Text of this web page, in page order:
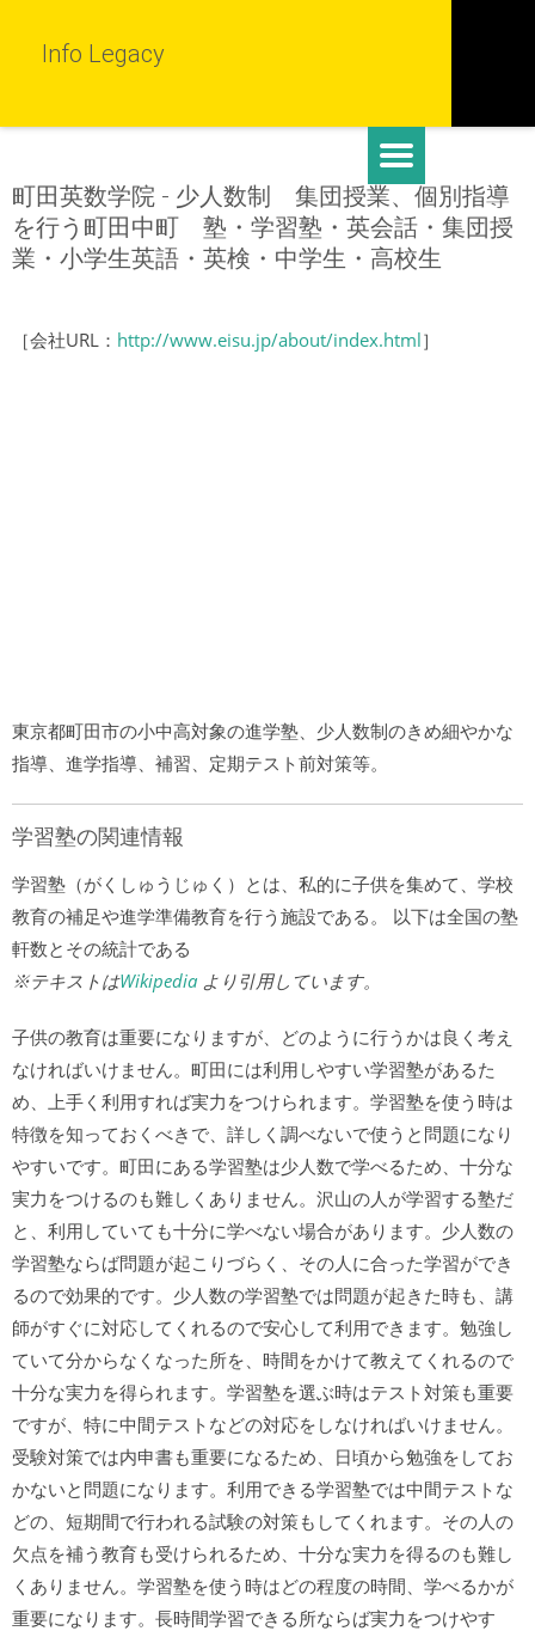
Info Legacy
町田英数学院 - 少人数制 集団授業、個別指導
を行う町田中町 塾・学習塾・英会話・集団授
業・小学生英語・英検・中学生・高校生
［会社URL： http://www.eisu.jp/about/index.html］
東京都町田市の小中高対象の進学塾、少人数制のきめ細やかな
指導、進学指導、補習、定期テスト前対策等。
学習塾の関連情報
学習塾（がくしゅうじゅく）とは、私的に子供を集めて、学校
教育の補足や進学準備教育を行う施設である。 以下は全国の塾
軒数とその統計である
※テキストはWikipedia より引用しています。
子供の教育は重要になりますが、どのように行うかは良く考え
なければいけません。町田には利用しやすい学習塾があるた
め、上手く利用すれば実力をつけられます。学習塾を使う時は
特徴を知っておくべきで、詳しく調べないで使うと問題になり
やすいです。町田にある学習塾は少人数で学べるため、十分な
実力をつけるのも難しくありません。沢山の人が学習する塾だ
と、利用していても十分に学べない場合があります。少人数の
学習塾ならば問題が起こりづらく、その人に合った学習ができ
るので効果的です。少人数の学習塾では問題が起きた時も、講
師がすぐに対応してくれるので安心して利用できます。勉強し
ていて分からなくなった所を、時間をかけて教えてくれるので
十分な実力を得られます。学習塾を選ぶ時はテスト対策も重要
ですが、特に中間テストなどの対応をしなければいけません。
受験対策では内申書も重要になるため、日頃から勉強をしてお
かないと問題になります。利用できる学習塾では中間テストな
どの、短期間で行われる試験の対策もしてくれます。その人の
欠点を補う教育も受けられるため、十分な実力を得るのも難し
くありません。学習塾を使う時はどの程度の時間、学べるかが
重要になります。長時間学習できる所ならば実力をつけやす